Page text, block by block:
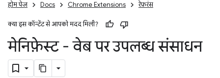
होम पेज Docs Chrome Extensions रेफ़रंस
क्या इस कॉन्टेंट से आपको मदद मिली?
मेनिफ़ेस्ट - वेब पर उपलब्ध संसाधन